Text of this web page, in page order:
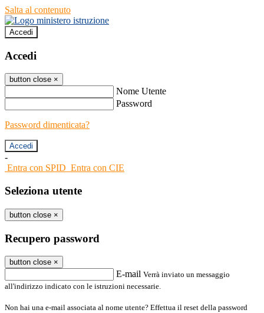
Salta al contenuto
Accedi
Accedi
button close ×
Nome Utente
Password
Password dimenticata?
-
Entra con SPID Entra con CIE
Seleziona utente
button close ×
Recupero password
button close ×
E-mail Verrà inviato un messaggio
all'indirizzo indicato con le istruzioni necessarie.
Non hai una e-mail associata al nome utente? Effettua il reset della password